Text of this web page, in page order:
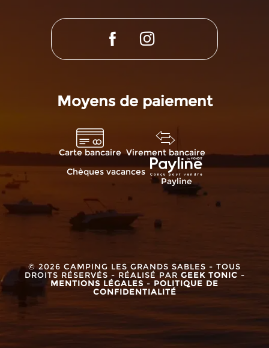
Moyens de paiement
Carte bancaire Virement bancaire
Chèques vacances
Payline
© 2026 CAMPING LES GRANDS SABLES - TOUS
DROITS RÉSERVÉS - RÉALISÉ PAR GEEK TONIC -
MENTIONS LÉGALES - POLITIQUE DE
CONFIDENTIALITÉ